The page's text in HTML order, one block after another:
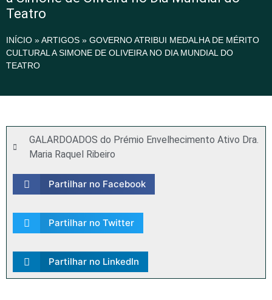
Teatro
INÍCIO »ARTIGOS » GOVERNO ATRIBUI MEDALHA DE MÉRITO
CULTURAL A SIMONE DE OLIVEIRA NO DIA MUNDIAL DO
TEATRO
GALARDOADOS do Prémio Envelhecimento Ativo Dra.
Maria Raquel Ribeiro
Partilhar no Facebook
Partilhar no Twitter
Partilhar no LinkedIn